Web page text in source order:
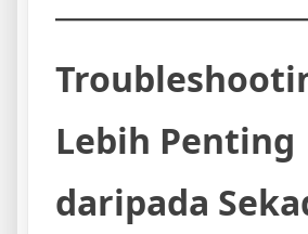
Lebih Penting
daripada